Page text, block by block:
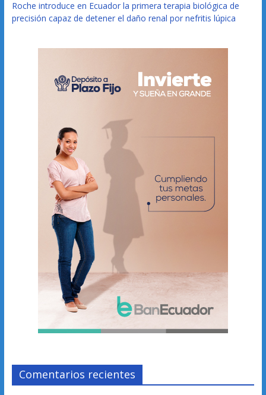
Roche introduce en Ecuador la primera terapia biológica de
precisión capaz de detener el daño renal por nefritis lúpica
Comentarios recientes